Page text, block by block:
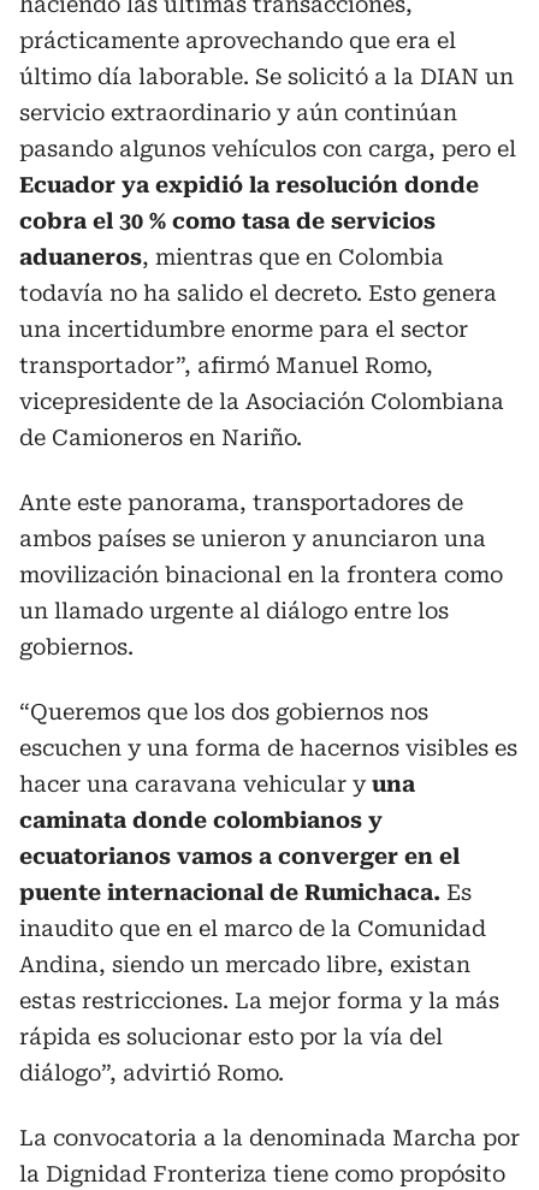
prácticamente aprovechando que era el
último día laborable. Se solicitó a la DIAN un
servicio extraordinario y aún continúan
pasando algunos vehículos con carga, pero el
Ecuador ya expidió la resolución donde
cobra el 30 % como tasa de servicios
aduaneros, mientras que en Colombia
todavía no ha salido el decreto. Esto genera
una incertidumbre enorme para el sector
transportador”, afirmó Manuel Romo,
vicepresidente de la Asociación Colombiana
de Camioneros en Nariño.
Ante este panorama, transportadores de
ambos países se unieron y anunciaron una
movilización binacional en la frontera como
un llamado urgente al diálogo entre los
gobiernos.
“Queremos que los dos gobiernos nos
escuchen y una forma de hacernos visibles es
hacer una caravana vehicular yuna
caminata donde colombianos y
ecuatorianos vamos a converger en el
puente internacional de Rumichaca. Es
inaudito que en el marco de la Comunidad
Andina, siendo un mercado libre, existan
estas restricciones. La mejor forma y la más
rápida es solucionar esto por la vía del
diálogo”, advirtió Romo.
La convocatoria a la denominada Marcha por
la Dignidad Fronteriza tiene como propósito